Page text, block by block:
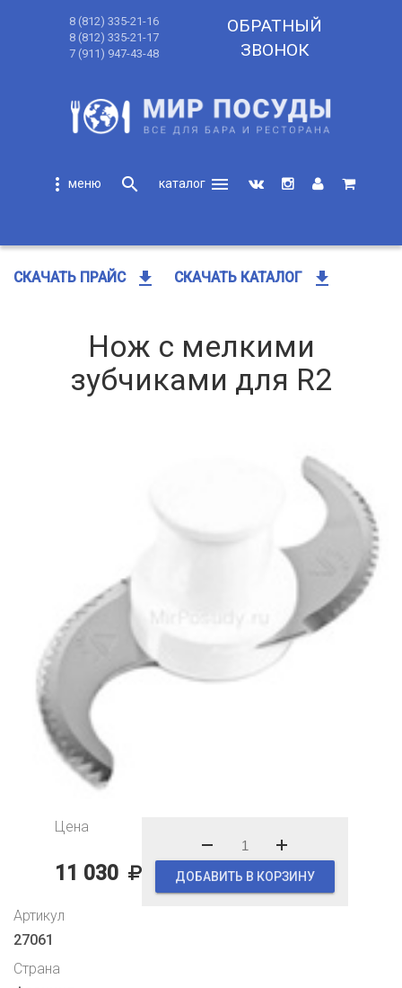
8 (812) 335-21-16
8 (812) 335-21-17
7 (911) 947-43-48
ОБРАТНЫЙ
ЗВОНОК
more_vert search
menu
СКАЧАТЬ ПРАЙС get_app СКАЧАТЬ КАТАЛОГ get_app
Нож с мелкими
зубчиками для R2
Цена
11 030 ДОБАВИТЬ В КОРЗИНУ
Артикул
27061
Страна